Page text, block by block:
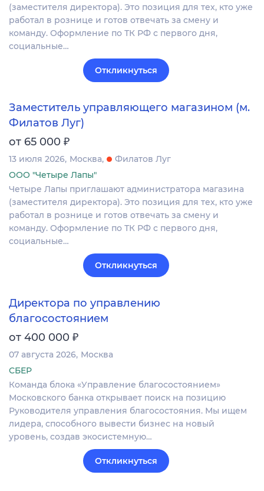
(заместителя директора). Это позиция для тех, кто уже
работал в рознице и готов отвечать за смену и
команду. Оформление по ТК РФ с первого дня,
социальные…
Откликнуться
Заместитель управляющего магазином (м.
Филатов Луг)
от 65 000 ₽
13 июля 2026 Москва
Филатов Луг
ООО "Четыре Лапы"
Четыре Лапы приглашают администратора магазина
(заместителя директора). Это позиция для тех, кто уже
работал в рознице и готов отвечать за смену и
команду. Оформление по ТК РФ с первого дня,
социальные…
Откликнуться
Директора по управлению
благосостоянием
от 400 000 ₽
07 августа 2026 Москва
СБЕР
Команда блока «Управление благосостоянием»
Московского банка открывает поиск на позицию
Руководителя управления благосостояния. Мы ищем
лидера, способного вывести бизнес на новый
уровень, создав экосистемную…
Откликнуться